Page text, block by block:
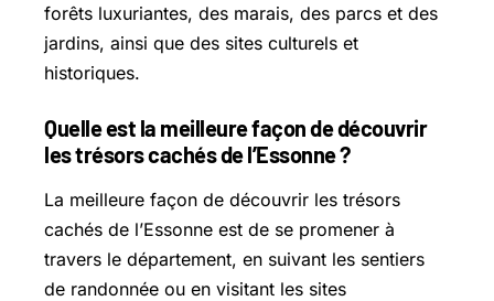
forêts luxuriantes, des marais, des parcs et des
jardins, ainsi que des sites culturels et
historiques.
Quelle est la meilleure façon de découvrir
les trésors cachés de l’Essonne ?
La meilleure façon de découvrir les trésors
cachés de l’Essonne est de se promener à
travers le département, en suivant les sentiers
de randonnée ou en visitant les sites